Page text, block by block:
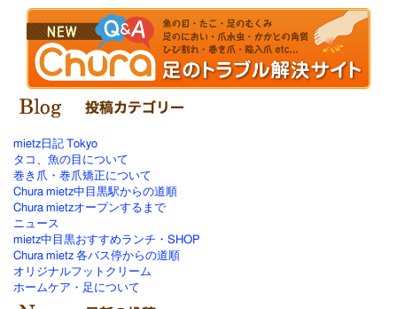
mietz日記 Tokyo
タコ、魚の目について
巻き爪・巻爪矯正について
Chura mietz中目黒駅からの道順
Chura mietzオープンするまで
ニュース
mietz中目黒おすすめランチ・SHOP
Chura mietz 各バス停からの道順
オリジナルフットクリーム
ホームケア・足について